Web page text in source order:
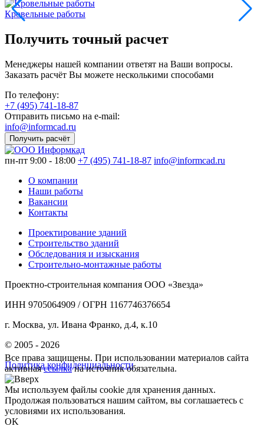
Кровельные работы
Получить точный расчет
Менеджеры нашей компании ответят на Ваши вопросы.
Заказать расчёт Вы можете несколькими способами
По телефону:
+7 (495) 741-18-87
Отправить письмо на e-mail:
info@informcad.ru
Получить расчёт
пн-пт 9:00 - 18:00 +7 (495) 741-18-87 info@informcad.ru
О компании
Наши работы
Вакансии
Контакты
Проектирование зданий
Строительство зданий
Обследования и изыскания
Строительно-монтажные работы
Проектно-строительная компания ООО «Звезда»
ИНН 9705064909 / ОГРН 1167746376654
г. Москва, ул. Ивана Франко, д.4, к.10
© 2005 - 2026
Политика конфиденциальности
Все права защищены. При использовании материалов сайта
активнаяссылкана источник обязательна.
Мы используем файлы cookie для хранения данных.
Продолжая пользоваться нашим сайтом, вы соглашаетесь с
условиями их использования.
OK